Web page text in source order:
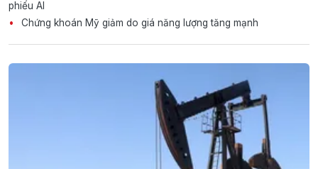
phiếu AI
Chứng khoán Mỹ giảm do giá năng lượng tăng mạnh